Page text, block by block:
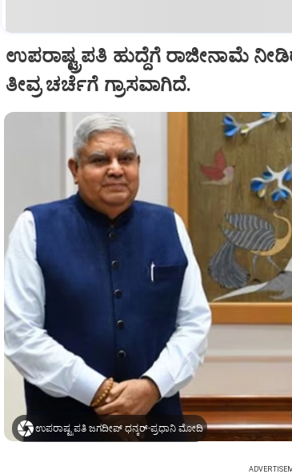
ಉಪರಾಷ್ಟ್ರಪತಿ ಹುದ್ದೆಗೆ ರಾಜೀನಾಮೆ
ತೀವ್ರ ಚರ್ಚೆಗೆ ಗ್ರಾಸವಾಗಿದೆ.
ಉಪರಾಷ್ಟ್ರಪತಿ ಜಗದೀಪ್‌ ಧನ್ಕರ್-ಪ್ರಧಾನಿ ಮೋದಿ